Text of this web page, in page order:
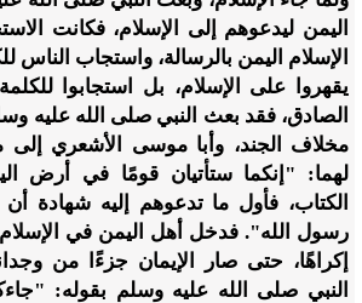
اليمن ليدعوهم إلى الإسلام، فكانت
الإسلام اليمن بالرسالة، واستجاب الناس
يقهروا على الإسلام، بل استجابوا
الصادق، فقد بعث النبي صلى الله عليه
مخلاف الجند، وأبا موسى الأشعري إلى
لهما: "إنكما ستأتيان قومًا في أرض
الكتاب، فأول ما تدعوهم إليه شهادة أن
رسول الله". فدخل أهل اليمن في الإسلام
إكراهًا، حتى صار الإيمان جزءًا من
النبي صلى الله عليه وسلم بقوله: